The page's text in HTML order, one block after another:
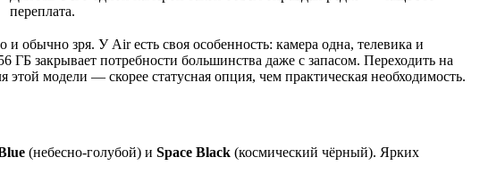
переплата.
обычно зря. У Air есть своя особенность: камера одна, телевика и
закрывает потребности большинства даже с запасом. Переходить на
модели — скорее статусная опция, чем практическая необходимость.
(небесно-голубой) и Space Black (космический чёрный). Ярких